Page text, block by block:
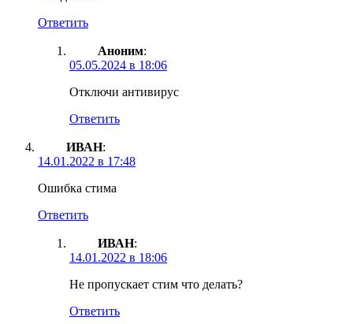
Ответить
Аноним:
05.05.2024 в 18:06
Отключи антивирус
Ответить
ИВАН:
14.01.2022 в 17:48
Ошибка стима
Ответить
ИВАН:
14.01.2022 в 18:06
Не пропускает стим что делать?
Ответить